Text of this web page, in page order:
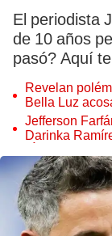
El periodista
de 10 años
pasó? Aquí
Revelan
Bella Luz
Jefferson
Darinka